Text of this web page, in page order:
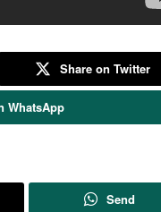
Share on Twitter
WhatsApp
Send